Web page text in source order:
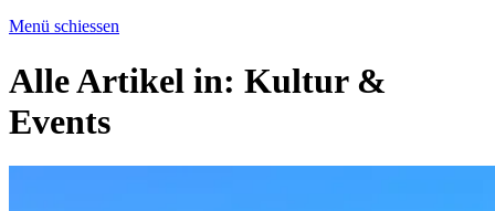
Menü schiessen
Alle Artikel in: Kultur &
Events